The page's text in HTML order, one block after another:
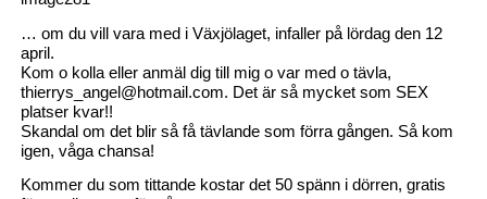
… om du vill vara med i Växjölaget, infaller på lördag den 12
april.
Kom o kolla eller anmäl dig till mig o var med o tävla,
thierrys_angel@hotmail.com. Det är så mycket som SEX
platser kvar!!
Skandal om det blir så få tävlande som förra gången. Så kom
igen, våga chansa!
Kommer du som tittande kostar det 50 spänn i dörren, gratis